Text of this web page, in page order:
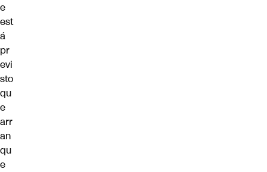
e
est
á
pr
evi
sto
qu
e
arr
an
qu
e